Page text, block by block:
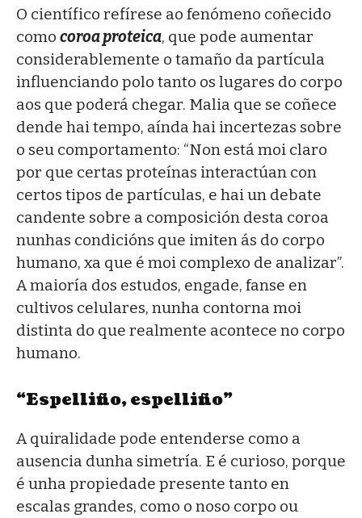
O científico refírese ao fenómeno coñecido
como coroa proteica, que pode aumentar
considerablemente o tamaño da partícula
influenciando polo tanto os lugares do corpo
aos que poderá chegar. Malia que se coñece
dende hai tempo, aínda hai incertezas sobre
o seu comportamento: “Non está moi claro
por que certas proteínas interactúan con
certos tipos de partículas, e hai un debate
candente sobre a composición desta coroa
nunhas condicións que imiten ás do corpo
humano, xa que é moi complexo de analizar”.
A maioría dos estudos, engade, fanse en
cultivos celulares, nunha contorna moi
distinta do que realmente acontece no corpo
humano.
“Espelliño, espelliño”
A quiralidade pode entenderse como a
ausencia dunha simetría. E é curioso, porque
é unha propiedade presente tanto en
escalas grandes, como o noso corpo ou